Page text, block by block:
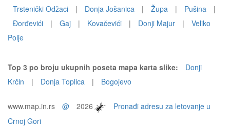
Trstenički Odžaci
| Donja Jošanica | Župa | Pušina
|
Ðorđevići
| Gaj | Kovačevići | Donji Majur |
Veliko
Polje
Top 3 po broju ukupnih poseta mapa karta slike:
Donji
Krčin
| Donja Toplica | Bogojevo
www.map.in.rs @ 2026
Pronađi adresu za letovanje u
Crnoj Gori